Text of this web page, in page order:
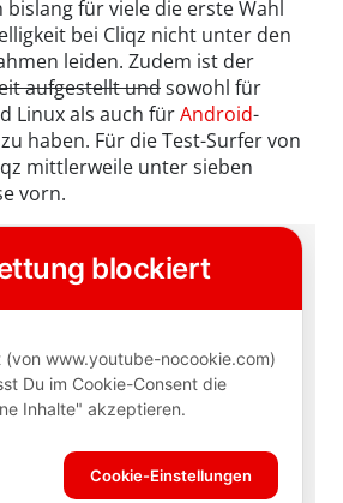
für viele die erste Wahl
bei Cliqz nicht unter den
leiden. Zudem ist der
aufgestellt undsowohl für
Linux als auch fürAndroid-
zu haben. Für die Test-Surfer von
mittlerweile unter sieben
vorn.